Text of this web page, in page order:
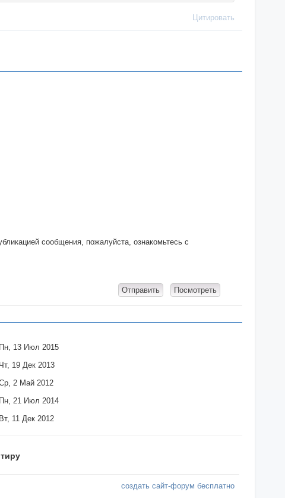
Цитировать
сообщения, пожалуйста, ознакомьтесь с
Пн, 13 Июл 2015
Чт, 19 Дек 2013
2 Май 2012
Пн, 21 Июл 2014
Вт, 11 Дек 2012
создать сайт-форум бесплатно